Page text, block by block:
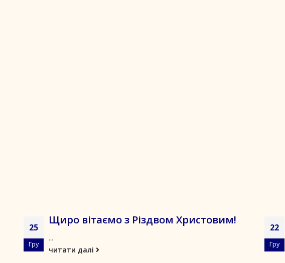
25
Гру
Щиро вітаємо з Різдвом Христовим!
...
читати далі
22
Гру